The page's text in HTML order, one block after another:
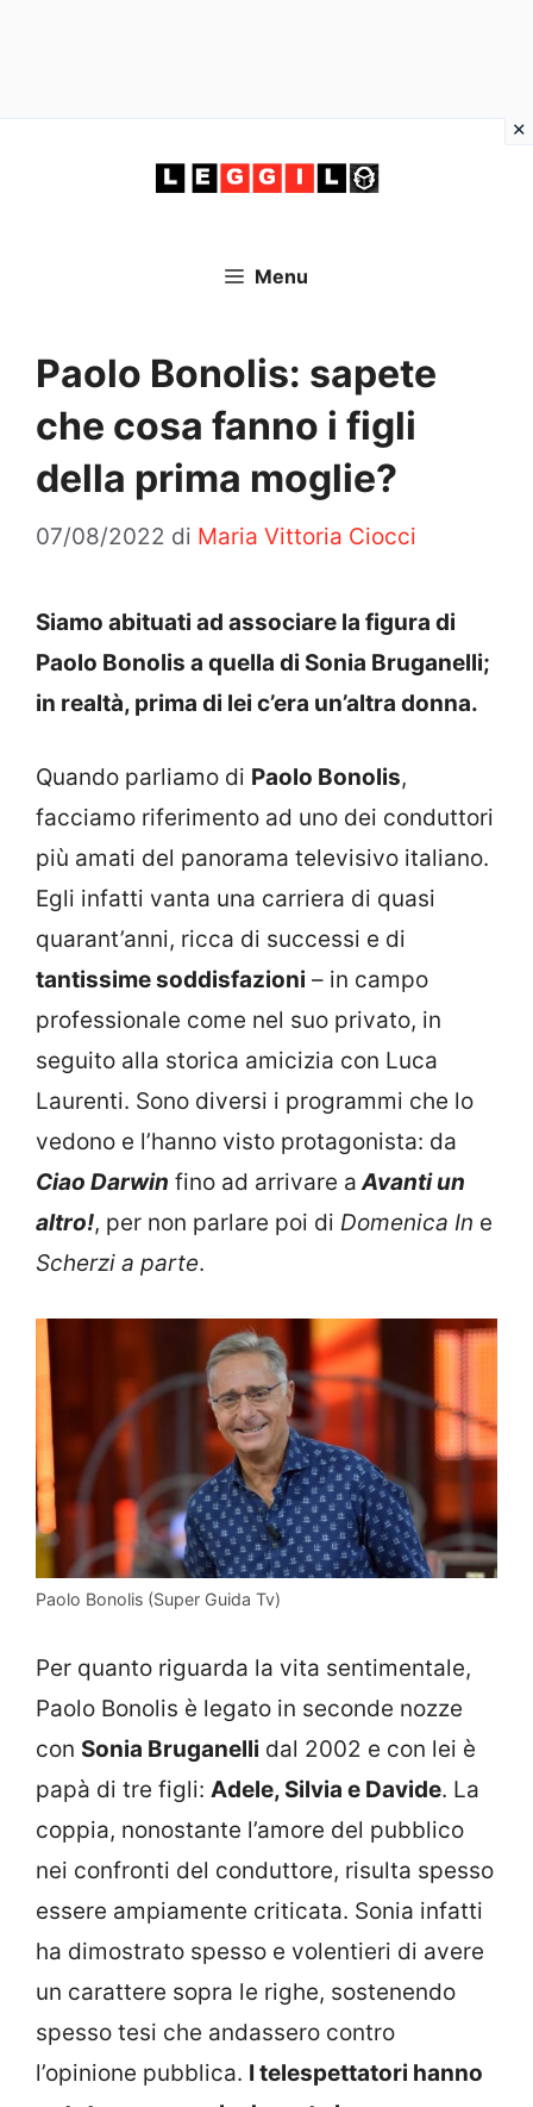
Menu
Paolo Bonolis: sapete
che cosa fanno i figli
della prima moglie?
07/08/2022 di Maria Vittoria Ciocci
Siamo abituati ad associare la figura di
Paolo Bonolis a quella di Sonia Bruganelli;
in realtà, prima di lei c’era un’altra donna.
Quando parliamo di Paolo Bonolis,
facciamo riferimento ad uno dei conduttori
più amati del panorama televisivo italiano.
Egli infatti vanta una carriera di quasi
quarant’anni, ricca di successi e di
tantissime soddisfazioni – in campo
professionale come nel suo privato, in
seguito alla storica amicizia con Luca
Laurenti. Sono diversi i programmi che lo
vedono e l’hanno visto protagonista: da
Ciao Darwin fino ad arrivare a Avanti un
altro!, per non parlare poi di Domenica In e
Scherzi a parte.
Paolo Bonolis (Super Guida Tv)
Per quanto riguarda la vita sentimentale,
Paolo Bonolis è legato in seconde nozze
con Sonia Bruganelli dal 2002 e con lei è
papà di tre figli: Adele, Silvia e Davide. La
coppia, nonostante l’amore del pubblico
nei confronti del conduttore, risulta spesso
essere ampiamente criticata. Sonia infatti
ha dimostrato spesso e volentieri di avere
un carattere sopra le righe, sostenendo
spesso tesi che andassero contro
l’opinione pubblica. I telespettatori hanno